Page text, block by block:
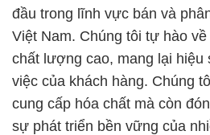
đầu trong lĩnh vực bán và
Việt Nam. Chúng tôi tự hào
chất lượng cao, mang lại hiệu
việc của khách hàng. Chúng
cung cấp hóa chất mà còn
sự phát triển bền vững của